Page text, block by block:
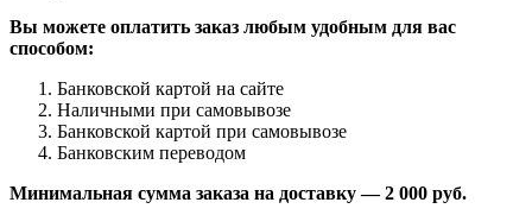
Вы можете оплатить заказ любым удобным для вас
способом:
Банковской картой на сайте
Наличными при самовывозе
Банковской картой при самовывозе
Банковским переводом
Минимальная сумма заказа на доставку — 2 000 руб.